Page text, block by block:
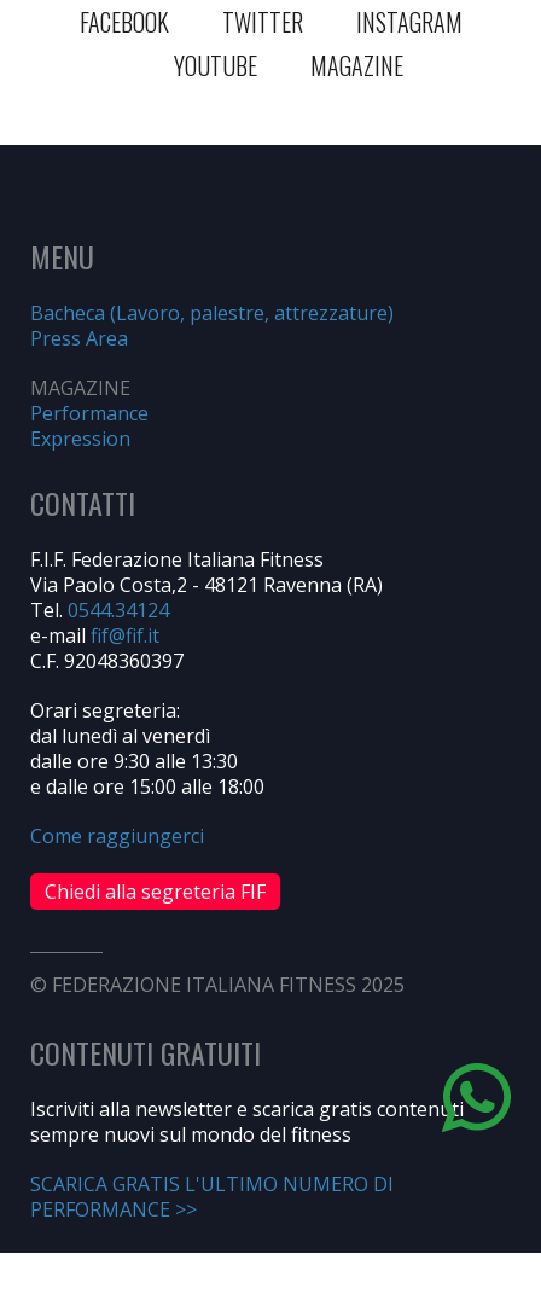
FACEBOOK TWITTER
INSTAGRAM
YOUTUBE
MAGAZINE
MENU
Bacheca (Lavoro, palestre, attrezzature)
Press Area
MAGAZINE
Performance
Expression
CONTATTI
F.I.F. Federazione Italiana Fitness
Via Paolo Costa,2 - 48121 Ravenna (RA)
Tel. 0544.34124
e-mail
C.F. 92048360397
Orari segreteria:
dal lunedì al venerdì
dalle ore 9:30 alle 13:30
e dalle ore 15:00 alle 18:00
Come raggiungerci
Chiedi alla segreteria FIF
© FEDERAZIONE ITALIANA FITNESS 2025
CONTENUTI GRATUITI
Iscriviti alla newsletter e scarica gratis contenuti
sempre nuovi sul mondo del fitness
SCARICA GRATIS L'ULTIMO NUMERO DI
PERFORMANCE >>